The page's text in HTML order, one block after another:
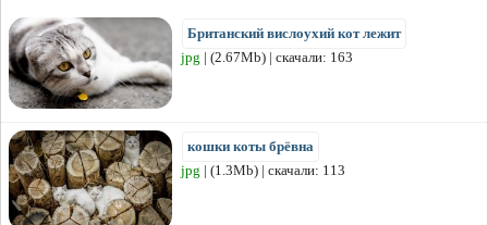
Британский вислоухий кот лежит
jpg | (2.67Mb) | скачали: 163
кошки коты брёвна
jpg | (1.3Mb) | скачали: 113